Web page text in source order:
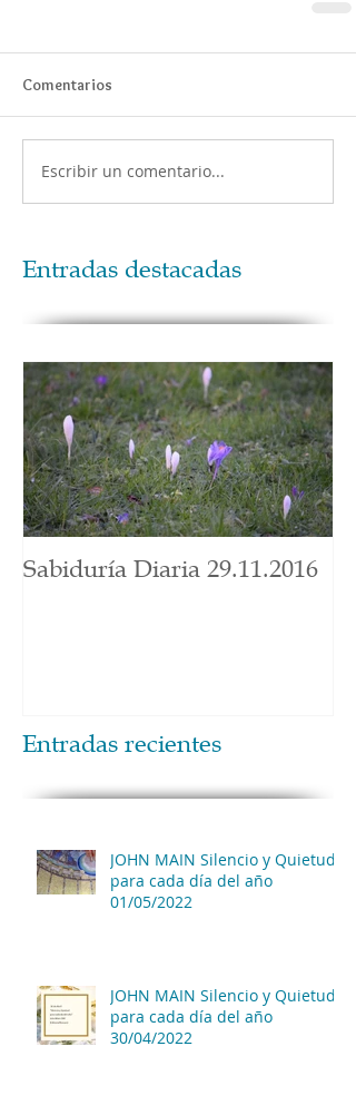
Comentarios
Escribir un comentario...
Entradas destacadas
Sabiduría Diaria 29.11.2016
Entradas recientes
JOHN MAIN Silencio y Quietud
para cada día del año
01/05/2022
JOHN MAIN Silencio y Quietud
para cada día del año
30/04/2022